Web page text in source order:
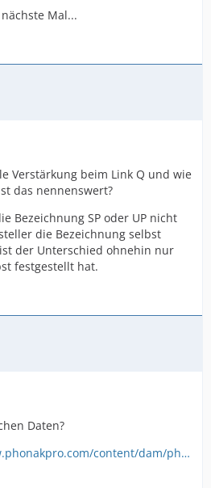
Mal...
Verstärkung beim Link Q und wie
das nennenswert?
Bezeichnung SP oder UP nicht
die Bezeichnung selbst
der Unterschied ohnehin nur
festgestellt hat.
Daten?
content/dam/ph…